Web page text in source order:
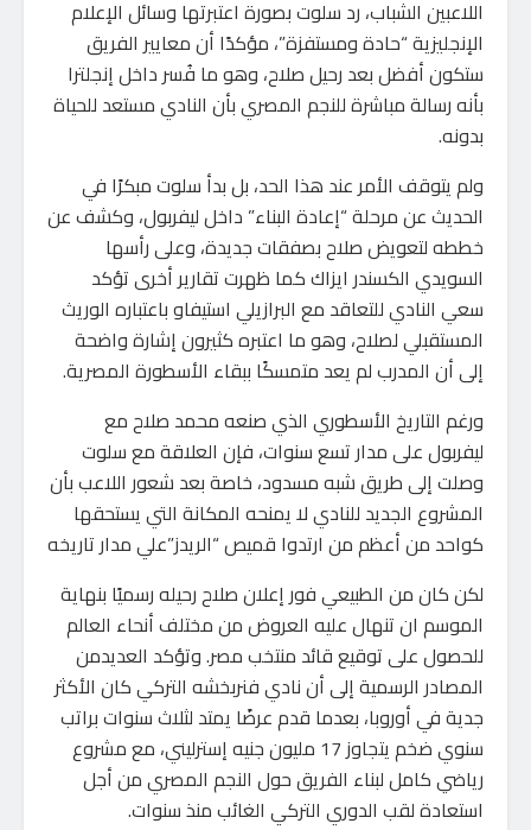
اللاعبين الشباب، رد سلوت بصورة اعتبرتها وسائل الإعلام
الإنجليزية “حادة ومستفزة”، مؤكدًا أن معايير الفريق
ستكون أفضل بعد رحيل صلاح، وهو ما فُسر داخل إنجلترا
بأنه رسالة مباشرة للنجم المصري بأن النادي مستعد للحياة
بدونه.
ولم يتوقف الأمر عند هذا الحد، بل بدأ سلوت مبكرًا في
الحديث عن مرحلة “إعادة البناء” داخل ليفربول، وكشف عن
خططه لتعويض صلاح بصفقات جديدة، وعلى رأسها
السويدي الكسندر ايزاك كما ظهرت تقارير أخرى تؤكد
سعي النادي للتعاقد مع البرازيلي استيفاو باعتباره الوريث
المستقبلي لصلاح، وهو ما اعتبره كثيرون إشارة واضحة
إلى أن المدرب لم يعد متمسكًا ببقاء الأسطورة المصرية.
ورغم التاريخ الأسطوري الذي صنعه محمد صلاح مع
ليفربول على مدار تسع سنوات، فإن العلاقة مع سلوت
وصلت إلى طريق شبه مسدود، خاصة بعد شعور اللاعب بأن
المشروع الجديد للنادي لا يمنحه المكانة التي يستحقها
كواحد من أعظم من ارتدوا قميص “الريدز”علي مدار تاريخه
لكن كان من الطبيعي فور إعلان صلاح رحيله رسميًا بنهاية
الموسم ان تنهال عليه العروض من مختلف أنحاء العالم
للحصول على توقيع قائد منتخب مصر. وتؤكد العديدمن
المصادر الرسمية إلى أن نادي فنربخشه التركي كان الأكثر
جدية في أوروبا، بعدما قدم عرضًا يمتد لثلاث سنوات براتب
سنوي ضخم يتجاوز 17 مليون جنيه إسترليني، مع مشروع
رياضي كامل لبناء الفريق حول النجم المصري من أجل
استعادة لقب الدوري التركي الغائب منذ سنوات.